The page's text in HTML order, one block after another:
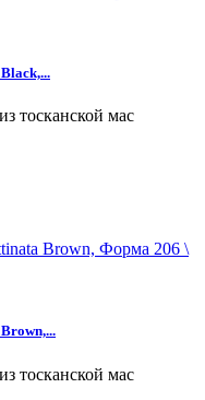
тосканской мас
тосканской мас